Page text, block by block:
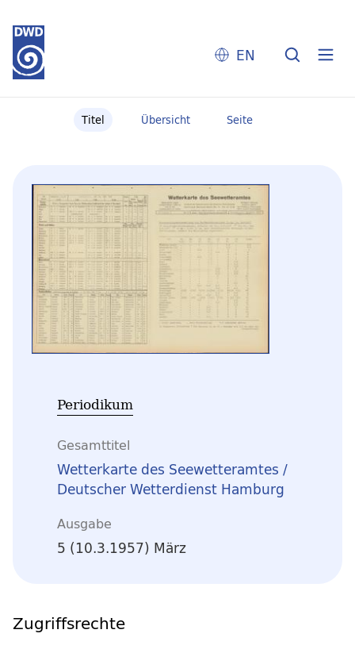
EN
Titel Übersicht Seite
Periodikum
Gesamttitel
Wetterkarte des Seewetteramtes /
Deutscher Wetterdienst Hamburg
Ausgabe
5 (10.3.1957) März
Zugriffsrechte